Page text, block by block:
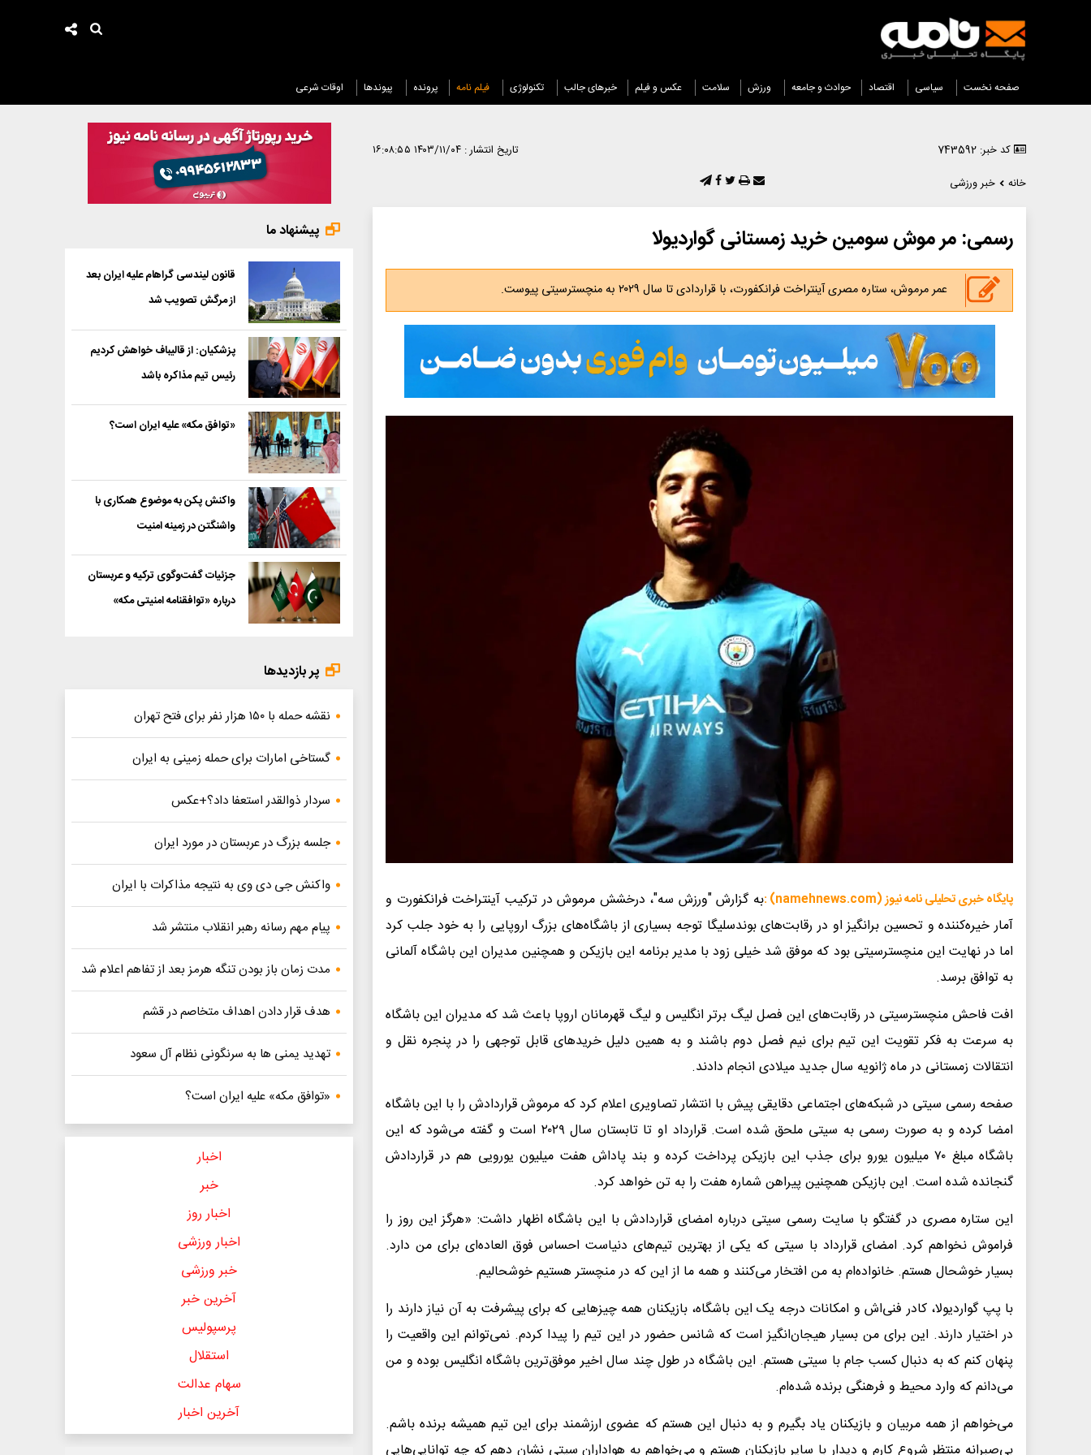
صفحه نخست سیاسی اقتصاد حوادث و جامعه ورزش سلامت عکس و فیلم خبرهای جالب تکنولوژی فیلم نامه پرونده پیوندها اوقات شرعی
کد خبر: 743592 تاریخ انتشار : ۱۴۰۳/۱۱/۰۴ ۱۶:۰۸:۵۵
خانه
خبر ورزشی
رسمی: مر موش سومین خرید زمستانی گواردیولا
عمر مرموش، ستاره مصری آینتراخت فرانکفورت، با قراردادی تا سال ۲۰۲۹ به منچسترسیتی پیوست.
پایگاه خبری تحلیلی نامه نیوز (namehnews.com) :
به گزارش "ورزش سه"، درخشش مرموش در ترکیب آینتراخت فرانکفورت و
آمار خیره‌کننده و تحسین برانگیز او در رقابت‌های بوندسلیگا توجه بسیاری از باشگاه‌های بزرگ اروپایی را به خود جلب کرد
اما در نهایت این منچسترسیتی بود که موفق شد خیلی زود با مدیر برنامه این بازیکن و همچنین مدیران این باشگاه آلمانی
به توافق برسد.
افت فاحش منچسترسیتی در رقابت‌های این فصل لیگ برتر انگلیس و لیگ قهرمانان اروپا باعث شد که مدیران این باشگاه
به سرعت به فکر تقویت این تیم برای نیم فصل دوم باشند و به همین دلیل خریدهای قابل توجهی را در پنجره نقل و
انتقالات زمستانی در ماه ژانویه سال جدید میلادی انجام دادند.
صفحه رسمی سیتی در شبکه‌های اجتماعی دقایقی پیش با انتشار تصاویری اعلام کرد که مرموش قراردادش را با این باشگاه
امضا کرده و به صورت رسمی به سیتی ملحق شده است. قرارداد او تا تابستان سال ۲۰۲۹ است و گفته می‌شود که این
باشگاه مبلغ ۷۰ میلیون یورو برای جذب این بازیکن پرداخت کرده و بند پاداش هفت میلیون یورویی هم در قراردادش
گنجانده شده است. این بازیکن همچنین پیراهن شماره هفت را به تن خواهد کرد.
این ستاره مصری در گفتگو با سایت رسمی سیتی درباره امضای قراردادش با این باشگاه اظهار داشت: «هرگز این روز را
فراموش نخواهم کرد. امضای قرارداد با سیتی که یکی از بهترین تیم‌های دنیاست احساس فوق العاده‌ای برای من دارد.
بسیار خوشحال هستم. خانواده‌ام به من افتخار می‌کنند و همه ما از این که در منچستر هستیم خوشحالیم.
با پپ گواردیولا، کادر فنی‌اش و امکانات درجه یک این باشگاه، بازیکنان همه چیزهایی که برای پیشرفت به آن نیاز دارند را
در اختیار دارند. این برای من بسیار هیجان‌انگیز است که شانس حضور در این تیم را پیدا کردم. نمی‌توانم این واقعیت را
پنهان کنم که به دنبال کسب جام با سیتی هستم. این باشگاه در طول چند سال اخیر موفق‌ترین باشگاه انگلیس بوده و من
می‌دانم که وارد محیط و فرهنگی برنده شده‌ام.
می‌خواهم از همه مربیان و بازیکنان یاد بگیرم و به دنبال این هستم که عضوی ارزشمند برای این تیم همیشه برنده باشم.
پیشنهاد ما
قانون لیندسی گراهام علیه ایران بعد
از مرگش تصویب شد
پزشکیان: از قالیباف خواهش کردیم
رئیس تیم مذاکره باشد
«توافق مکه» علیه ایران است؟
واکنش پکن به موضوع همکاری با
واشنگتن در زمینه امنیت
جزئیات گفت‌وگوی ترکیه و عربستان
درباره «توافقنامه امنیتی مکه»
پر بازدیدها
نقشه حمله با ۱۵۰ هزار نفر برای فتح تهران
گستاخی امارات برای حمله زمینی به ایران
سردار ذوالقدر استعفا داد؟+عکس
جلسه بزرگ در عربستان در مورد ایران
واکنش جی دی وی به نتیجه مذاکرات با ایران
پیام مهم رسانه رهبر انقلاب منتشر شد
مدت زمان باز بودن تنگه هرمز بعد از تفاهم اعلام شد
هدف قرار دادن اهداف متخاصم در قشم
تهدید یمنی ها به سرنگونی نظام آل سعود
«توافق مکه» علیه ایران است؟
اخبار
خبر
اخبار روز
اخبار ورزشی
خبر ورزشی
آخرین خبر
پرسپولیس
استقلال
سهام عدالت
آخرین اخبار